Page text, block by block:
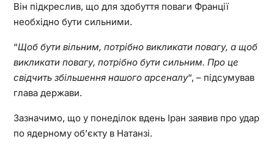
Він підкреслив, що для здобуття поваги Франції
необхідно бути сильними.
“Щоб бути вільним, потрібно викликати повагу, а щоб
викликати повагу, потрібно бути сильним. Про це
свідчить збільшення нашого арсеналу“, – підсумував
глава держави.
Зазначимо, що у понеділок вдень Іран заявив про удар
по ядерному об’єкту в Натанзі.